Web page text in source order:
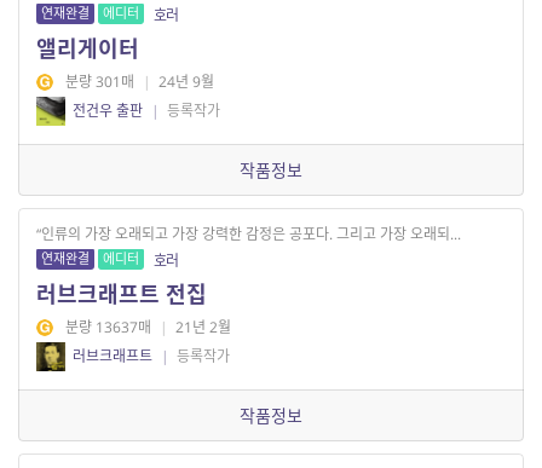
연재완결 에디터 호러
앨리게이터
분량 301매 | 24년 9월
전건우 출판 | 등록작가
작품정보
“인류의 가장 오래되고 가장 강력한 감정은 공포다. 그리고 가장 오래되...
연재완결 에디터 호러
러브크래프트 전집
분량 13637매 | 21년 2월
러브크래프트 | 등록작가
작품정보